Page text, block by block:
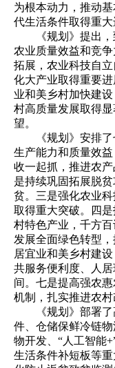
为根本动力，推动
代生活条件取得重大
《规划》提出，到
农业质量效益和竞
拓展，农业科技自
化大产业取得重要
业和美乡村加快建
村高质量发展取得
望。
《规划》安排了
生产能力和质量效
收一起抓，推进农
是持续巩固拓展脱
贫。三是强化农业
取得重大突破。四
村特色产业，千方
发展全面绿色转型
居宜业和美乡村建
共服务便利度、人
间。七是提高强农
机制，扎实推进农村
《规划》部署了
件、仓储保鲜冷链
物开发、“人工智能
生活条件补短板等